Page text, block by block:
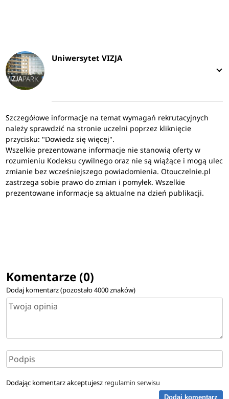
Uniwersytet VIZJA
Szczegółowe informacje na temat wymagań rekrutacyjnych
należy sprawdzić na stronie uczelni poprzez kliknięcie
przycisku: "Dowiedz się więcej".
Wszelkie prezentowane informacje nie stanowią oferty w
rozumieniu Kodeksu cywilnego oraz nie są wiążące i mogą ulec
zmianie bez wcześniejszego powiadomienia. Otouczelnie.pl
zastrzega sobie prawo do zmian i pomyłek. Wszelkie
prezentowane informacje są aktualne na dzień publikacji.
Komentarze (0)
Dodaj komentarz (pozostało4000znaków)
Dodając komentarz akceptujesz regulamin serwisu
Dodaj komentarz